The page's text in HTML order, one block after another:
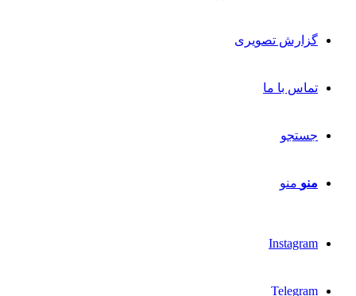
گزارش تصویری
تماس با ما
جستجو
منو منو
Instagram
Telegram